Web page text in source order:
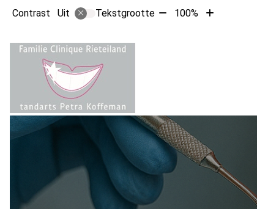
Contrast Uit Tekstgrootte Tekst100%
Tekst